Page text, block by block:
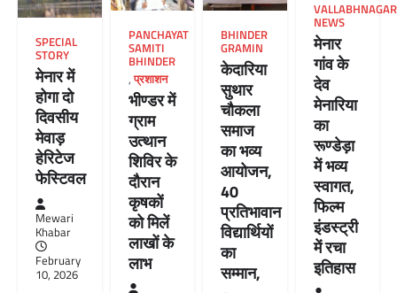
SPECIAL
STORY
मेनार में
होगा दो
दिवसीय
मेवाड़
हेरिटेज
फेस्टिवल
Mewari
Khabar
February
10, 2026
PANCHAYAT
SAMITI
BHINDER
,प्रशाशन
भीण्डर में
ग्राम
उत्थान
शिविर के
दौरान
कृषकों
को मिलें
लाखों के
लाभ
BHINDER
GRAMIN
केदारिया
सुथार
चौकला
समाज
का भव्य
आयोजन,
40
प्रतिभावान
विद्यार्थियों
का
सम्मान,
VALLABHNAGAR
NEWS
मेनार
गांव के
देव
मेनारिया
का
रूण्डेड़ा
में भव्य
स्वागत,
फिल्म
इंडस्ट्री
में रचा
इतिहास